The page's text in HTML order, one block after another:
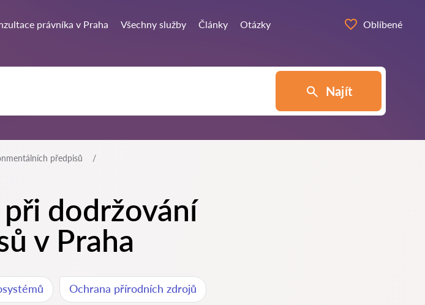
právníka v Praha Všechny služby Články Otázky Oblíbené
Najít
předpisů
dodržování
v Praha
Ochrana přírodních zdrojů